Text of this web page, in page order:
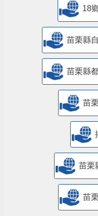
18
苗栗縣
苗栗縣
苗
苗栗
苗